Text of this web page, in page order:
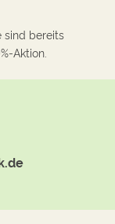
sind bereits
Aktion.